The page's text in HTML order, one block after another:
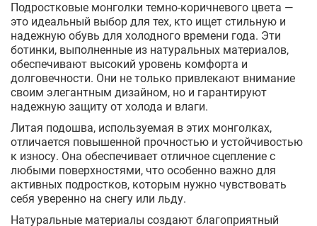
Подростковые монголки темно-коричневого цвета —
это идеальный выбор для тех, кто ищет стильную и
надежную обувь для холодного времени года. Эти
ботинки, выполненные из натуральных материалов,
обеспечивают высокий уровень комфорта и
долговечности. Они не только привлекают внимание
своим элегантным дизайном, но и гарантируют
надежную защиту от холода и влаги.
Литая подошва, используемая в этих монголках,
отличается повышенной прочностью и устойчивостью
к износу. Она обеспечивает отличное сцепление с
любыми поверхностями, что особенно важно для
активных подростков, которым нужно чувствовать
себя уверенно на снегу или льду.
Натуральные материалы создают благоприятный